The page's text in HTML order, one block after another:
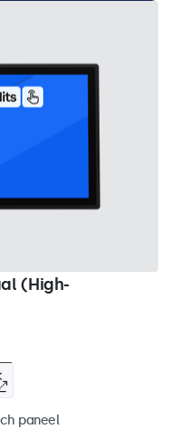
(High-
paneel